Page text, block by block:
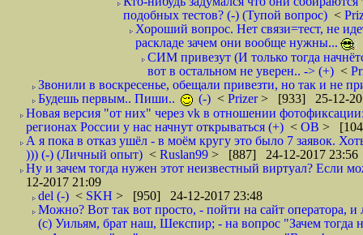
подобных тестов? (-) (Тупой вопрос) <
Хороший вопрос. Нет связи=тест, не
раскладе зачем они вообще нужны...
СИМ привезут (И только тогда
вот в остальном не уверен.. -> (+) <
Звонили в воскресенье, обещали привезти, но так и не
Будешь первым.. Пиши..
(-) < Prizer> [933] 25-12-
Новая версия "от них" через vk в отношении
регионах России у нас начнут открываться (+) < ОВ >
А я пока в отказ ушёл - в моём кругу это было 7 заявок.
))) (-) (Личный опыт) < Ruslan99 > [887] 24-12-2017 23:56
Ну и зачем тогда нужен этот неизвестный виртуал? Если
12-2017 21:09
del (-) < SKH > [950] 24-12-2017 23:48
Можно? Вот так вот просто, - пойти на сайт оператора,
(с) Уильям, брат наш, Шекспир; - на вопрос "Зачем тогда